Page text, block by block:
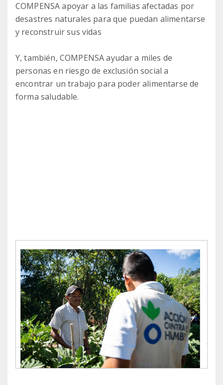
COMPENSA apoyar a las familias afectadas por
desastres naturales para que puedan alimentarse
y reconstruir sus vidas
Y, también, COMPENSA ayudar a miles de
personas en riesgo de exclusión social a
encontrar un trabajo para poder alimentarse de
forma saludable.